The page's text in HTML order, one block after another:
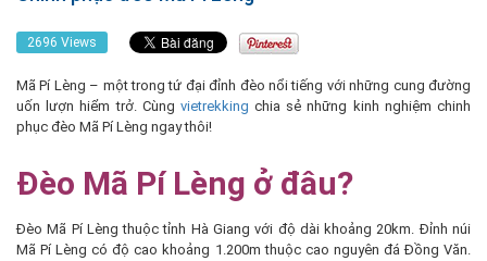
2696 Views
Mã Pí Lèng – một trong tứ đại đỉnh đèo nổi tiếng với những cung đường
uốn lượn hiểm trở. Cùng vietrekking chia sẻ những kinh nghiệm chinh
phục đèo Mã Pí Lèng ngay thôi!
Đèo Mã Pí Lèng ở đâu?
Đèo Mã Pí Lèng thuộc tỉnh Hà Giang với độ dài khoảng 20km. Đỉnh núi
Mã Pí Lèng có độ cao khoảng 1.200m thuộc cao nguyên đá Đồng Văn.